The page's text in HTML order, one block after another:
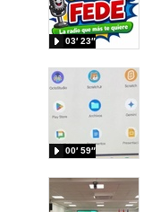
03′ 23″
00′ 59″